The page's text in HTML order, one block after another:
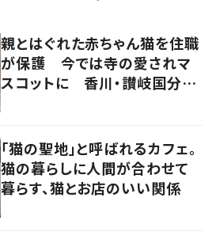
親とはぐれた赤ちゃん猫を住職
が保護 今では寺の愛されマ
スコットに 香川・讃岐国分寺
「猫の聖地」と呼ばれるカフェ。
猫の暮らしに人間が合わせて
暮らす、猫とお店のいい関係